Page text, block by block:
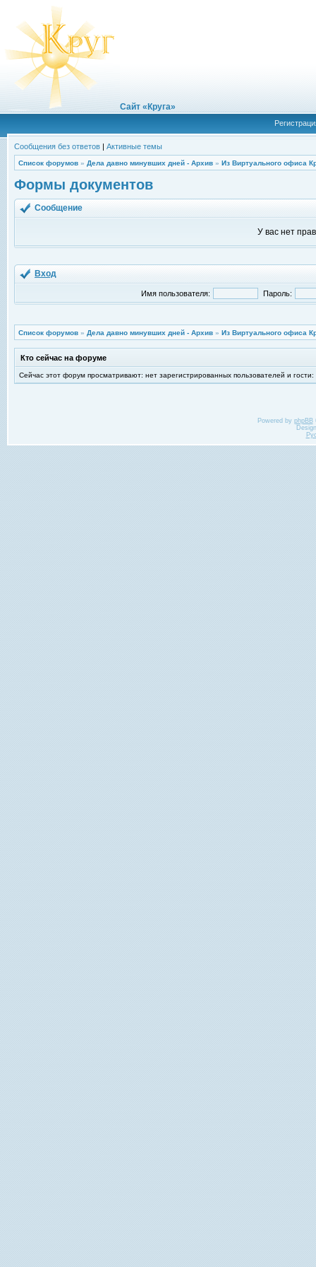
Сайт «Круга»
Сообщения без ответов | Активные темы
Список форумов » Дела давно минувших дней - Архив » Из Виртуального офиса
Формы документов
Сообщение
У вас нет
Вход
Имя пользователя: Пароль:
Список форумов » Дела давно минувших дней - Архив » Из Виртуального офиса
Кто сейчас на форуме
Сейчас этот форум просматривают: нет зарегистрированных пользователей и гости:
Powered by phpBB